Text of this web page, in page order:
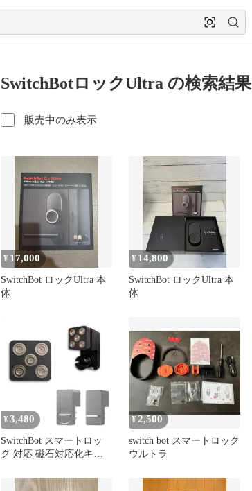
SwitchBotロックUltra の検索結果
販売中のみ表示
¥ 17,000
SwitchBot ロックUltra 本
体
¥ 14,800
SwitchBot ロックUltra 本
体
¥ 3,480
SwitchBot スマートロッ
ク 対応 磁石対応化キッ
¥ 2,500
switch bot スマートロック
ウルトラ